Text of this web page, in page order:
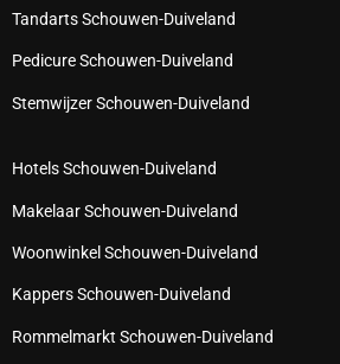
Tandarts Schouwen-Duiveland
Pedicure Schouwen-Duiveland
Stemwijzer Schouwen-Duiveland
Hotels Schouwen-Duiveland
Makelaar Schouwen-Duiveland
Woonwinkel Schouwen-Duiveland
Kappers Schouwen-Duiveland
Rommelmarkt Schouwen-Duiveland